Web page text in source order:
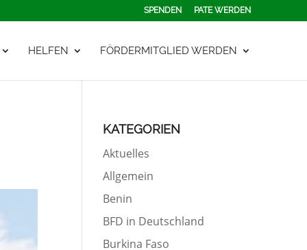
SPENDEN PATE WERDEN
HELFEN FÖRDERMITGLIED WERDEN
KATEGORIEN
Aktuelles
Allgemein
Benin
BFD in Deutschland
Burkina Faso